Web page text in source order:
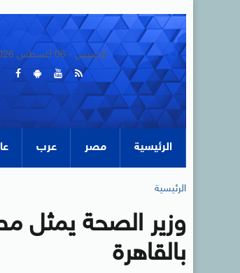
الخميس - 06 أغسطس 2026
الرئيسية مصر عرب
الرئيسية
وزير الصحة يمثل
بالقاهرة